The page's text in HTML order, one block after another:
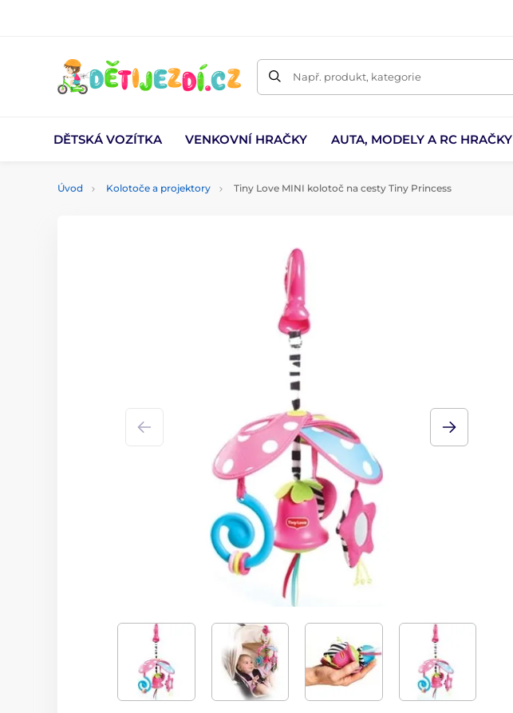
Např. produkt, kategorie
DĚTSKÁ VOZÍTKA VENKOVNÍ HRAČKY AUTA, MODELY A RC HRAČKY
Úvod Kolotoče a projektory Tiny Love MINI kolotoč na cesty Tiny Princess